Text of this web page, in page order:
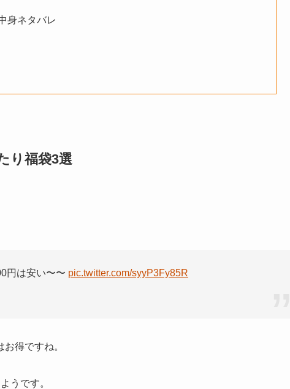
身ネタバレ
り福袋3選
円は安い〜〜 pic.twitter.com/syyP3Fy85R
得ですね。
うです。